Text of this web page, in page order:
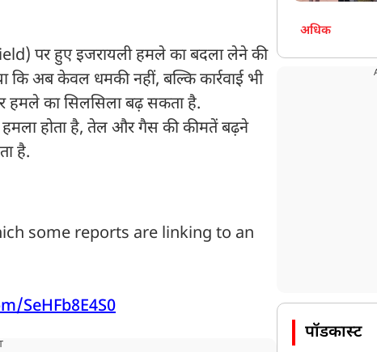
पर हुए इजरायली हमले का बदला लेने की
कि अब केवल धमकी नहीं, बल्कि कार्रवाई भी
हमले का सिलसिला बढ़ सकता है.
हमला होता है, तेल और गैस की कीमतें बढ़ने
है.
some reports are linking to an
SeHFb8E4S0
अधिक
पॉडकास्ट